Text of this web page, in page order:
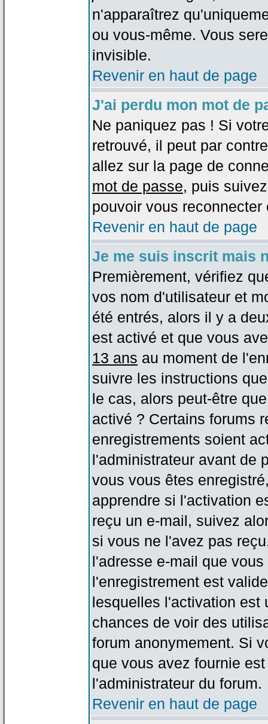
n'apparaîtrez
ou vous-même. Vous
invisible.
Revenir en haut de page
J'ai perdu mon mot de
Ne paniquez pas ! Si
retrouvé, il peut par
allez sur la page de
mot de passe, puis
pouvoir vous
Revenir en haut de page
Je me suis inscrit mais
Premièrement, vérifiez
vos nom d'utilisateur et
été entrés, alors il y a
est activé et que vous
13 ans au moment de
suivre les instructions
le cas, alors peut-être
activé ? Certains forums
enregistrements soient
l'administrateur avant de
vous vous êtes
apprendre si l'activation
reçu un e-mail, suivez
si vous ne l'avez pas
l'adresse e-mail que
l'enregistrement est
lesquelles l'activation est
chances de voir des
forum anonymement. Si
que vous avez fournie
l'administrateur du forum.
Revenir en haut de page